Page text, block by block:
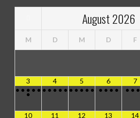
August2026
M D M D F
3
• • • • •
•
4
• • • • •
5
• • • • •
6
• • • •
7
• • •
10
11
12
13
14